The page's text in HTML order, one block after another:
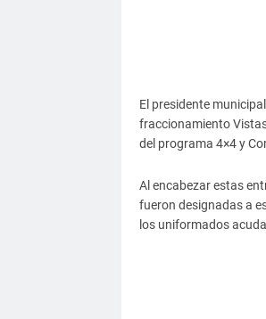
El presidente
fraccionamiento
del programa 4×4 y
Al encabezar estas
fueron designadas a
los uniformados